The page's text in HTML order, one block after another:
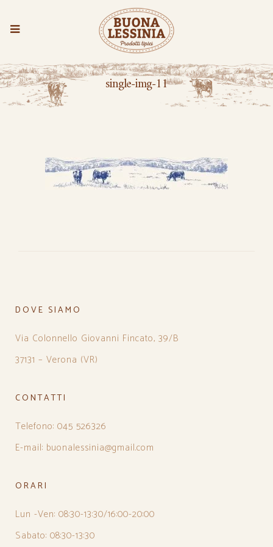
single-img-11
DOVE SIAMO
Via Colonnello Giovanni Fincato, 39/B
37131 – Verona (VR)
CONTATTI
Telefono: 045 526326
E-mail: buonalessinia@gmail.com
ORARI
Lun -Ven: 08:30-13:30/16:00-20:00
Sabato: 08:30-13:30